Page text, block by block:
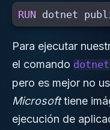
RUN dotnet
Para ejecutar
el comando
pero es mejor no
Microsofttiene
ejecución de